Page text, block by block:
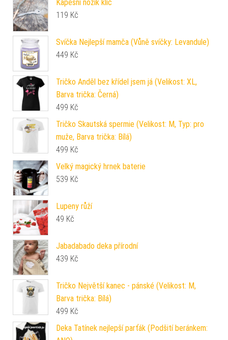
Kapesní nožík klíč
119 Kč
Svíčka Nejlepší mamča (Vůně svíčky: Levandule)
449 Kč
Tričko Anděl bez křídel jsem já (Velikost: XL,
Barva trička: Černá)
499 Kč
Tričko Skautská spermie (Velikost: M, Typ: pro
muže, Barva trička: Bílá)
499 Kč
Velký magický hrnek baterie
539 Kč
Lupeny růží
49 Kč
Jabadabado deka přírodní
439 Kč
Tričko Největší kanec - pánské (Velikost: M,
Barva trička: Bílá)
499 Kč
Deka Tatínek nejlepší parťák (Podšití beránkem: